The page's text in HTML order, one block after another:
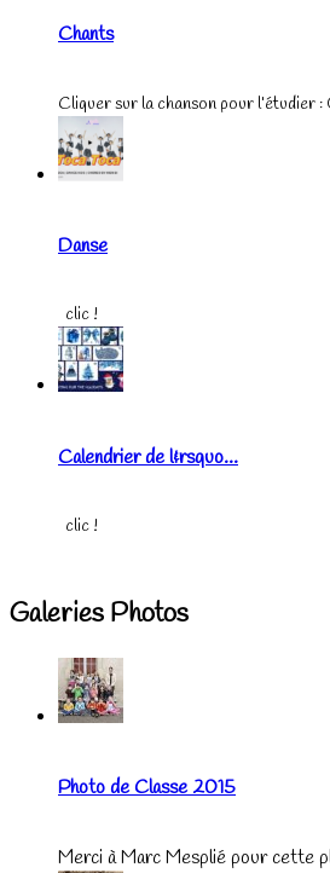
Chants
Cliquer sur la chanson pour l’étudier :
Danse
clic !
Calendrier de l&rsquo...
clic !
Galeries Photos
Photo de Classe 2015
Merci à Marc Mesplié pour cette